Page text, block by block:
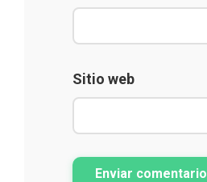
Sitio web
Enviar comentario